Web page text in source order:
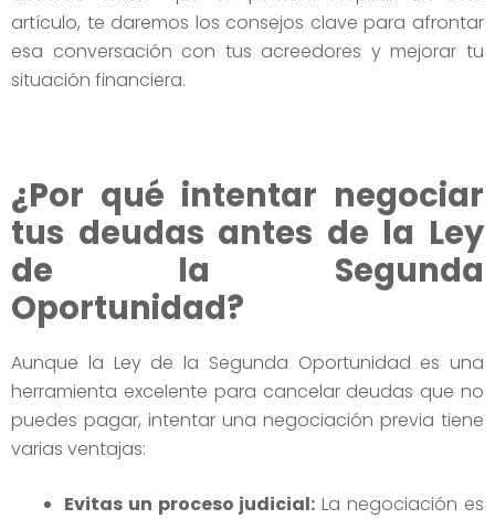
artículo, te daremos los consejos clave para afrontar
esa conversación con tus acreedores y mejorar tu
situación financiera.
¿Por qué intentar negociar
tus deudas antes de la Ley
de la Segunda
Oportunidad?
Aunque la Ley de la Segunda Oportunidad es una
herramienta excelente para cancelar deudas que no
puedes pagar, intentar una negociación previa tiene
varias ventajas:
Evitas un proceso judicial: La negociación es